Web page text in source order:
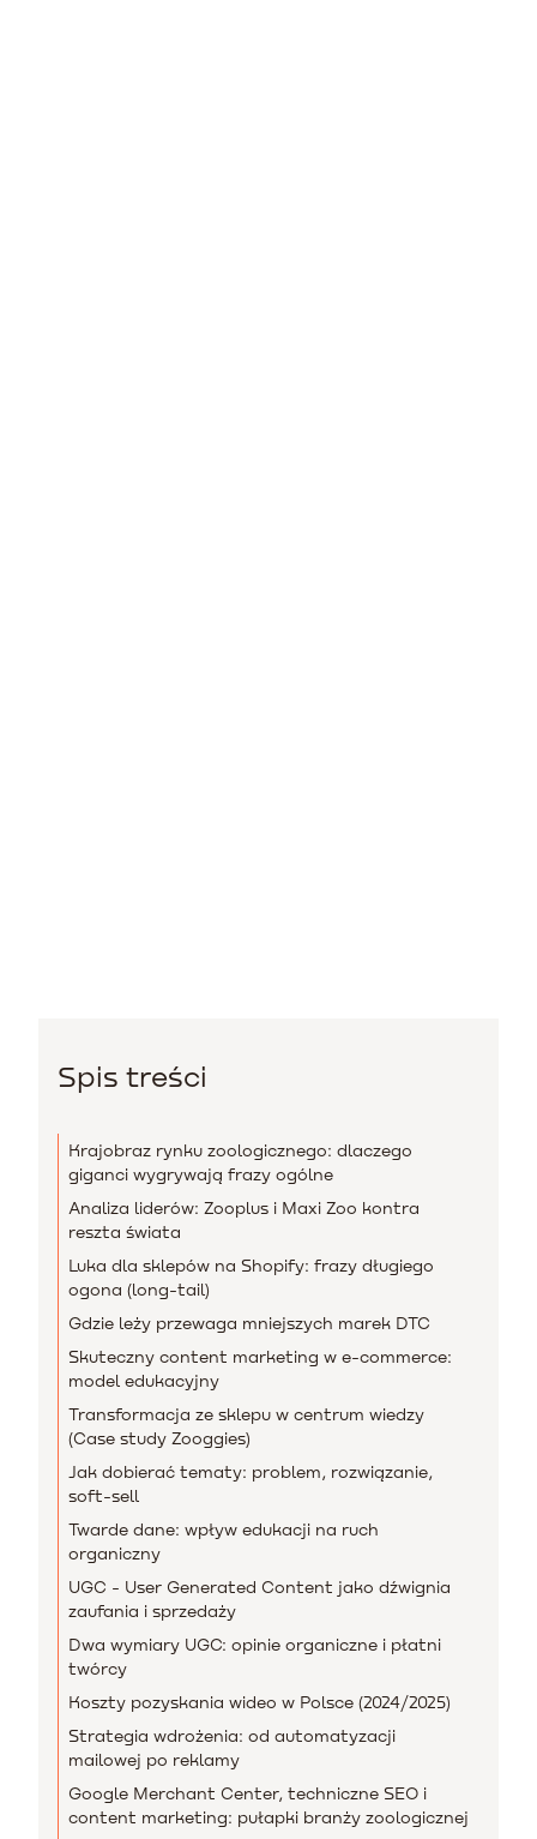
Spis treści
Krajobraz rynku zoologicznego: dlaczego
giganci wygrywają frazy ogólne
Analiza liderów: Zooplus i Maxi Zoo kontra
reszta świata
Luka dla sklepów na Shopify: frazy długiego
ogona (long-tail)
Gdzie leży przewaga mniejszych marek DTC
Skuteczny content marketing w e-commerce:
model edukacyjny
Transformacja ze sklepu w centrum wiedzy
(Case study Zooggies)
Jak dobierać tematy: problem, rozwiązanie,
soft-sell
Twarde dane: wpływ edukacji na ruch
organiczny
UGC - User Generated Content jako dźwignia
zaufania i sprzedaży
Dwa wymiary UGC: opinie organiczne i płatni
twórcy
Koszty pozyskania wideo w Polsce (2024/2025)
Strategia wdrożenia: od automatyzacji
mailowej po reklamy
Google Merchant Center, techniczne SEO i
content marketing: pułapki branży zoologicznej